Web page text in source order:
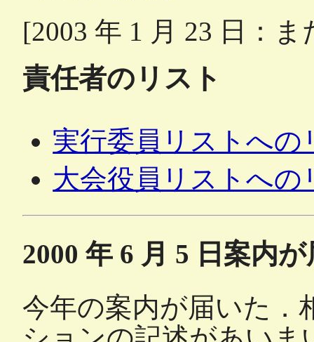
[2003 年 1 月 23 日：
責任者のリスト
実行委員リストへの
大会役員リストへの
2000 年 6 月 5 日 案内
今年の案内が届いた．